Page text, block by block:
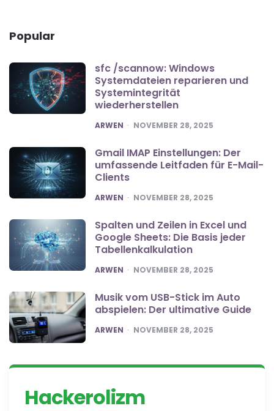
Popular
sfc /scannow: Windows
Systemdateien reparieren und
Systemintegrität
wiederherstellen
POSTED
ARWEN NOVEMBER 28, 2025
Gmail IMAP Einstellungen: Der
umfassende Leitfaden für E-Mail-
Clients
POSTED
ARWEN NOVEMBER 28, 2025
Spalten und Zeilen in Excel und
Google Sheets: Die Basis jeder
Tabellenkalkulation
POSTED
ARWEN NOVEMBER 28, 2025
Musik vom USB-Stick im Auto
abspielen: Der ultimative Guide
POSTED
ARWEN NOVEMBER 28, 2025
Hackerolizm